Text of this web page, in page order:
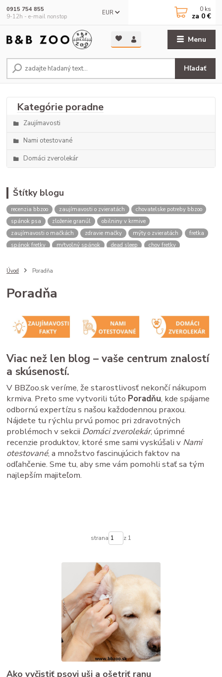
Menu
EUR
Hľadať
0915 754 855
9-12h - e-mail nonstop
0 ks
za 0 €
Zaujímavosti
Nami otestované
Domáci zverolekár
Štítky blogu
recenzia bbzoo zaujímavosti o zvieratách
chovatelske potreby bbzoo
spánok psa
zloženie granúl
obilniny v krmive
zaujímavosti o mačkách
zdravie mačky mýty o zvieratách
fretka
spánok fretky
mŕtvolný spánok dead sleep
chov fretky
ako zmerať psa
zmena času
zimný čas
pivovarské kvasnice
srsť pes
imunita zviera
Saccharomyces cerevisiae
B vitamíny
doplnky pre zvieratá
zdravé trávenie
ako čítať obaly
kvalitné granule pre psa
mačacie kŕmenie
mačacie fúzy mačací spánok
mačacia hygiena
starostlivosť o mačku
Úvod Poradňa
Poradňa
Viac než len blog – vaše centrum znalostí
a skúseností.
V BBZoo.sk veríme, že starostlivosť nekončí nákupom
krmiva. Preto sme vytvorili túto Poradňu, kde spájame
odbornú expertízu s našou každodennou praxou.
Nájdete tu rýchlu prvú pomoc pri zdravotných
problémoch v sekcii Domáci zverolekár, úprimné
recenzie produktov, ktoré sme sami vyskúšali v Nami
otestované, a množstvo fascinujúcich faktov na
odľahčenie. Sme tu, aby sme vám pomohli stať sa tým
najlepším majiteľom.
strana z 1
Ako vyčistiť psovi uši a ošetriť ranu